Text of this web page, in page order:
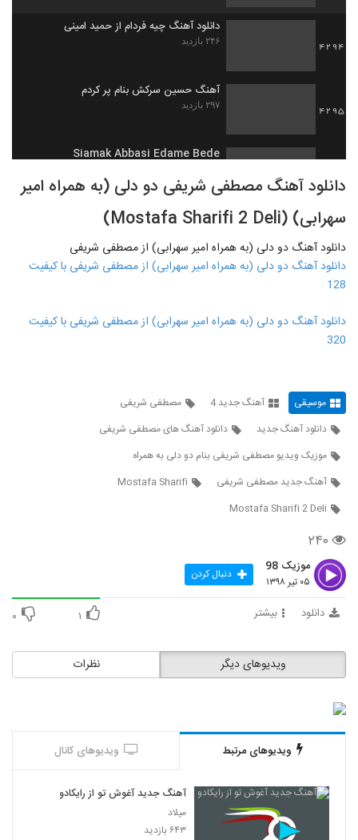
4294
دانلود آهنگ چیه فردام از حمید امینی
۲۴۶ بازدید
4295
آهنگ حسین سرکش بنام پر کردم
۲۹۷ بازدید
Siamak Abbasi Edame Bede
دانلود آهنگ بلای دل از کوروش توحدی
4300
آهنگ زندونی از احسان سر کرده(پاپ)
۲۷۴ بازدید
4303
دانلود آهنگ جدید و زیبای هومن حدادی با نام
دانلود آهنگ عارف محمدی رفت (Aref
Mohamadi Raft)
Saavar Sigar)
دانلود آهنگ دردانه از رضا نصیری
دانلود آهنگ مصطفی شریفی دو دلی (به همراه امیر
سهرابی) (Mostafa Sharifi 2 Deli)
دانلود آهنگ دو دلی (به همراه امیر سهرابی) از مصطفی شریفی
دانلود آهنگ دو دلی (به همراه امیر سهرابی) از مصطفی شریفی با کیفیت
128
دانلود آهنگ دو دلی (به همراه امیر سهرابی) از مصطفی شریفی با کیفیت
320
موسیقی آهنگ جدید 4
مصطفی شریفی
دانلود آهنگ جدید
دانلود آهنگ های مصطفی شریفی
موزیک ویدیو مصطفی شریفی بنام دو دلی به همراه
آهنگ جدید مصطفی شریفی
Mostafa Sharifi
Mostafa Sharifi 2 Deli
۲۴۰
موزیک 98
۰۵ تیر ۱۳۹۸ دنبال کردن
دانلود بیشتر ۱ ۰
نظرات ویدیوهای دیگر
ویدیوهای مرتبط ویدیوهای کانال
آهنگ جدید آغوش تو از رایکادو
میلاد
۶۴۳ بازدید